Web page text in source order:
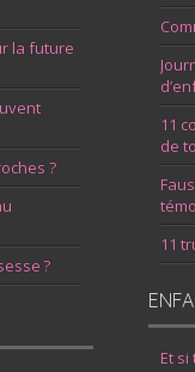
la future
?
?
11
de
11
Et